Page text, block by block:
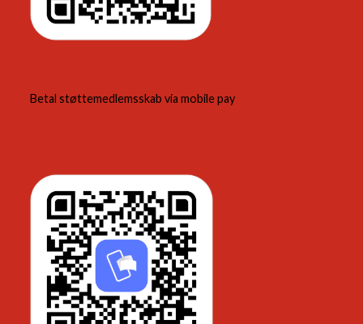
Betal støttemedlemsskab via mobile pay